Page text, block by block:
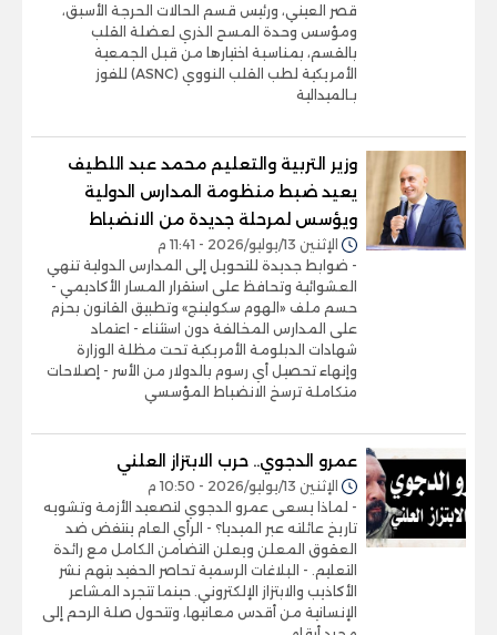
قصر العيني، ورئيس قسم الحالات الحرجة الأسبق،
ومؤسس وحدة المسح الذري لعضلة القلب
بالقسم، بمناسبة اختيارها من قبل الجمعية
الأمريكية لطب القلب النووي (ASNC) للفوز
بـالميدالية
وزير التربية والتعليم محمد عبد اللطيف
يعيد ضبط منظومة المدارس الدولية
ويؤسس لمرحلة جديدة من الانضباط
الإثنين 13/يوليو/2026 - 11:41 م
- ضوابط جديدة للتحويل إلى المدارس الدولية تنهي
العشوائية وتحافظ على استقرار المسار الأكاديمي -
حسم ملف «الهوم سكولينج» وتطبيق القانون بحزم
على المدارس المخالفة دون استثناء - اعتماد
شهادات الدبلومة الأمريكية تحت مظلة الوزارة
وإنهاء تحصيل أي رسوم بالدولار من الأسر - إصلاحات
متكاملة ترسخ الانضباط المؤسسي
عمرو الدجوي.. حرب الابتزاز العلني
الإثنين 13/يوليو/2026 - 10:50 م
- لماذا يسعى عمرو الدجوي لتصعيد الأزمة وتشويه
تاريخ عائلته عبر الميديا؟ - الرأي العام ينتفض ضد
العقوق المعلن ويعلن التضامن الكامل مع رائدة
التعليم. - البلاغات الرسمية تحاصر الحفيد بتهم نشر
الأكاذيب والابتزاز الإلكتروني. حينما تتجرد المشاعر
الإنسانية من أقدس معانيها، وتتحول صلة الرحم إلى